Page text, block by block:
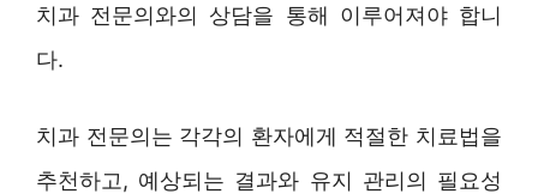
치과 전문의와의 상담을 통해 이루어져야 합니
다.
치과 전문의는 각각의 환자에게 적절한 치료법을
추천하고, 예상되는 결과와 유지 관리의 필요성